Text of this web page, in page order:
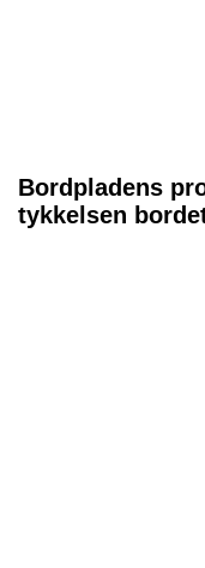
Bordpladens
tykkelsen